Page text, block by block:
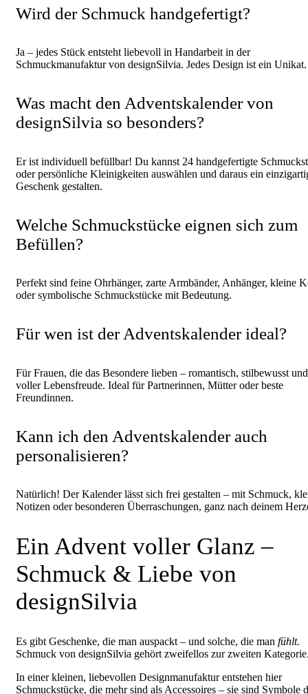
Wird der Schmuck handgefertigt?
Ja – jedes Stück entsteht liebevoll in Handarbeit in der
Schmuckmanufaktur von designSilvia. Jedes Design ist ein Unikat.
Was macht den Adventskalender von
designSilvia so besonders?
Er ist individuell befüllbar! Du kannst 24 handgefertigte
oder persönliche Kleinigkeiten auswählen und daraus ein
Geschenk gestalten.
Welche Schmuckstücke eignen sich zum
Befüllen?
Perfekt sind feine Ohrhänger, zarte Armbänder, Anhänger, kleine
oder symbolische Schmuckstücke mit Bedeutung.
Für wen ist der Adventskalender ideal?
Für Frauen, die das Besondere lieben – romantisch, stilbewusst und
voller Lebensfreude. Ideal für Partnerinnen, Mütter oder beste
Freundinnen.
Kann ich den Adventskalender auch
personalisieren?
Natürlich! Der Kalender lässt sich frei gestalten – mit Schmuck,
Notizen oder besonderen Überraschungen, ganz nach deinem
Ein Advent voller Glanz –
Schmuck & Liebe von
designSilvia
Es gibt Geschenke, die man auspackt – und solche, die man fühlt.
Schmuck von designSilvia gehört zweifellos zur zweiten
In einer kleinen, liebevollen Designmanufaktur entstehen hier
Schmuckstücke, die mehr sind als Accessoires – sie sind Symbole